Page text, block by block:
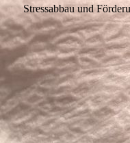
Stressabbau und